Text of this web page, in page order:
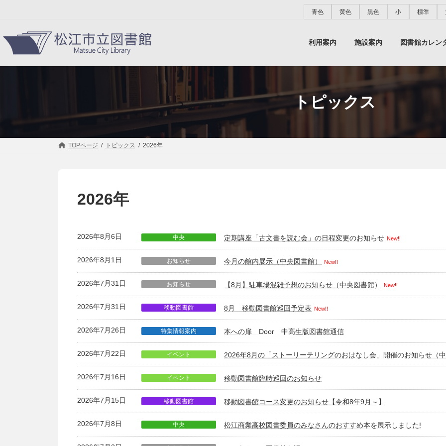
ン
ス
ー
ン
青色 黄色 黒色 小 標準
利用案内 施設案内 図書館カレン
トピックス
TOPページ トピックス 2026年
2026年
2026年8月6日 中央 定期講座「古文書を読む会」の日程変更のお知らせ New!!
2026年8月1日 お知らせ 今月の館内展示（中央図書館） New!!
2026年7月31日 お知らせ 【8月】駐車場混雑予想のお知らせ（中央図書館） New!!
2026年7月31日 移動図書館 8月 移動図書館巡回予定表 New!!
2026年7月26日 特集情報案内 本への扉 Door 中高生版図書館通信
2026年7月22日 イベント 2026年8月の「ストーリーテリングのおはなし会」開催のお知らせ（中
2026年7月16日 イベント 移動図書館臨時巡回のお知らせ
2026年7月15日 移動図書館 移動図書館コース変更のお知らせ【令和8年9月～】
2026年7月8日 中央 松江商業高校図書委員のみなさんのおすすめ本を展示しました!